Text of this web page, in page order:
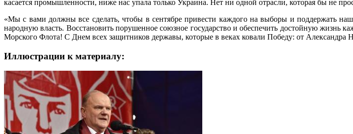
касается промышленности, ниже нас упала только Украина. Нет ни одной отрасли, которая бы не
«Мы с вами должны все сделать, чтобы в сентябре привести каждого на выборы и поддержать
народную власть. Восстановить порушенное союзное государство и обеспечить достойную
Морского Флота! С Днем всех защитников державы, которые в веках ковали Победу: от
Иллюстрации к материалу: